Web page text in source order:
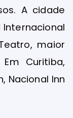
A cidade
maior
Curitiba,
Nacional Inn